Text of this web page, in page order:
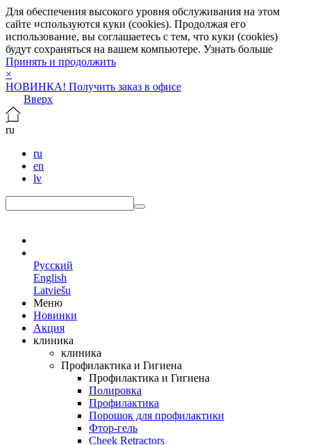
Для обеспечения высокого уровня обслуживания на этом
сайте используются куки (cookies). Продолжая его
использование, вы соглашаетесь с тем, что куки (cookies)
будут сохраняться на вашем компьютере. Узнать больше
Принять и продолжить
×
НОВИНКА! Получить заказ в офисе
Вверх
ru
ru
en
lv
Русский
English
Latviešu
Меню
Новинки
Акция
клиника
клиника
Профилактика и Гигиена
Профилактика и Гигиена
Полировка
Профилактика
Порошок для профилактики
Фтор-гель
Cheek Retractors